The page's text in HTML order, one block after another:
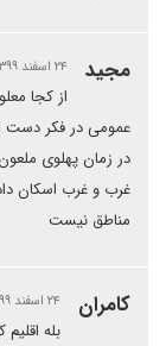
مجید ۲۴ اسفند ۱۳۹۹ | ۱۸:۳۴
از کجا
عمومی در فکر دست
در زمان پهلوی
غرب و غرب اسکان
مناطق نیست
كامران ۲۴ اسفند ۱۳۹۹ | ۲۰:۰۴
بله